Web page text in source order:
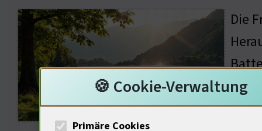
Die
🍪 Cookie-Verwaltung
Primäre Cookies